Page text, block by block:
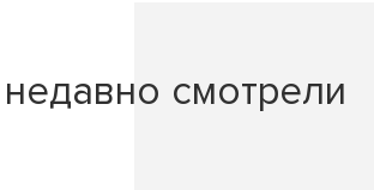
смотрели